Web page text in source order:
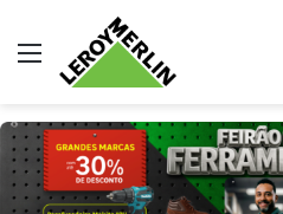
Menu